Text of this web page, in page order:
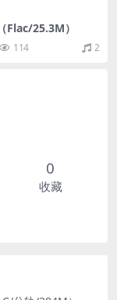
Flac/25.3M）
114 2
0
收藏